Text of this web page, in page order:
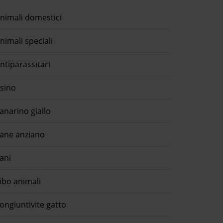
domestici
speciali
giallo
anziano
animali
gatto